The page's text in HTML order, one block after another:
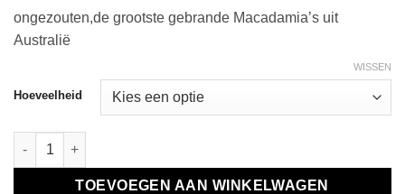
tot
ongezouten,de grootste gebrande Macadamia’s uit
Australië
Hoeveelheid
WISSEN
Macadamia noten, gebrande en ongezouten aantal
TOEVOEGEN AAN WINKELWAGEN